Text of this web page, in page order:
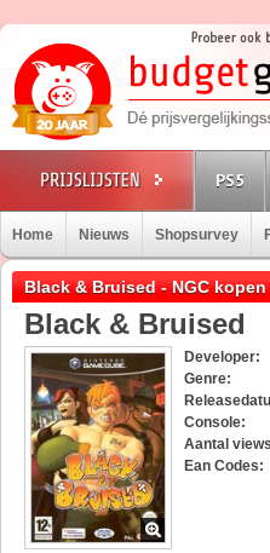
PS5
Home Nieuws Shopsurvey
Black & Bruised - NGC kopen
Black & Bruised
Developer:
Genre:
Console:
Aantal
Ean Codes: